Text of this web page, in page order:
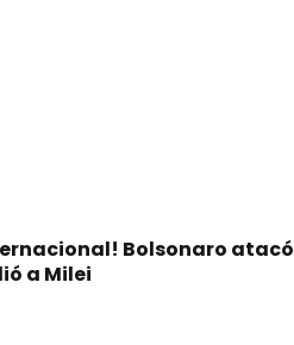
Bolsonaro atacó
a Milei